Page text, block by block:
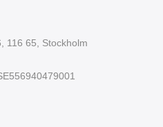
116 65, Stockholm